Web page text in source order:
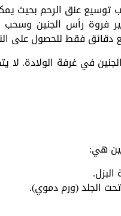
توسيع عنق الرحم بحيث
رأس الجنين وسحب
فقط للحصول على
في غرفة الولادة. لا
هي:
الجلد (ورم دموي).